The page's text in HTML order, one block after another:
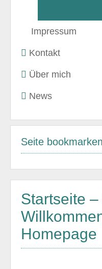
Impressum
Kontakt
Über mich
News
Seite bookmarken
Startseite
Homepage